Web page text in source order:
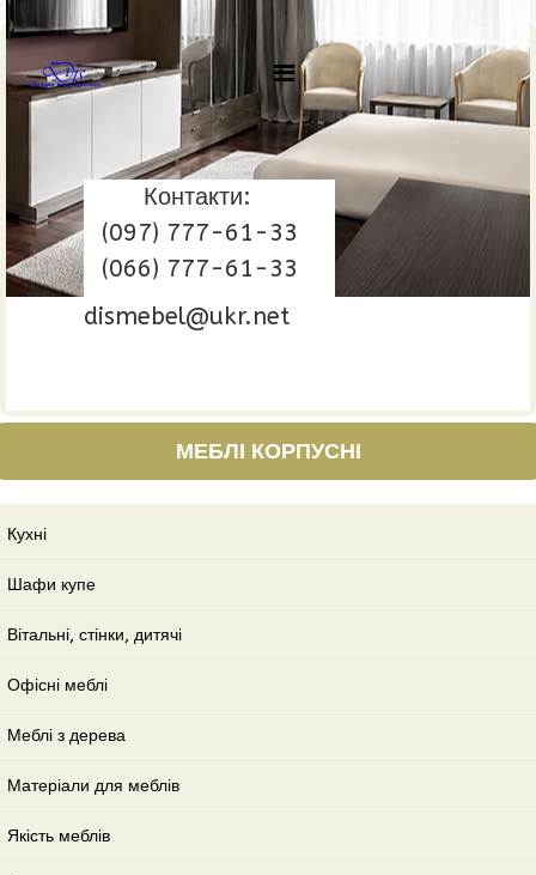
Контакти:
(097) 777-61-33
(066) 777-61-33
dismebel@ukr.net
МЕБЛІ КОРПУСНІ
Кухні
Шафи купе
Вітальні, стінки, дитячі
Офісні меблі
Меблі з дерева
Матеріали для меблів
Якість меблів